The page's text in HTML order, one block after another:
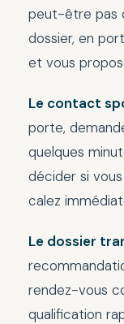
peut-être pas
dossier, en
et vous
Le contact
porte,
quelques
décider si
calez
Le dossier
rendez-vous
qualification